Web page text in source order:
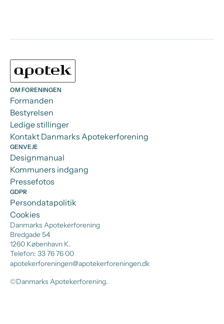
Danmarks Apotekerforening
Bredgade 54
1260 København K.
Telefon: 33 76 76 00
apotekerforeningen@apotekerforeningen.dk
©Danmarks Apotekerforening.
OM FORENINGEN
Formanden
Bestyrelsen
Ledige stillinger
Kontakt Danmarks Apotekerforening
GENVEJE
Designmanual
Kommuners indgang
Pressefotos
GDPR
Persondatapolitik
Cookies